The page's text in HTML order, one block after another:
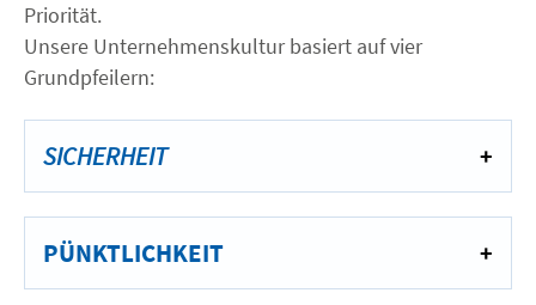
Priorität.
Unsere Unternehmenskultur basiert auf vier
Grundpfeilern:
SICHERHEIT
PÜNKTLICHKEIT